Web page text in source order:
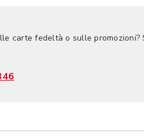
carte fedeltà o sulle promozioni?